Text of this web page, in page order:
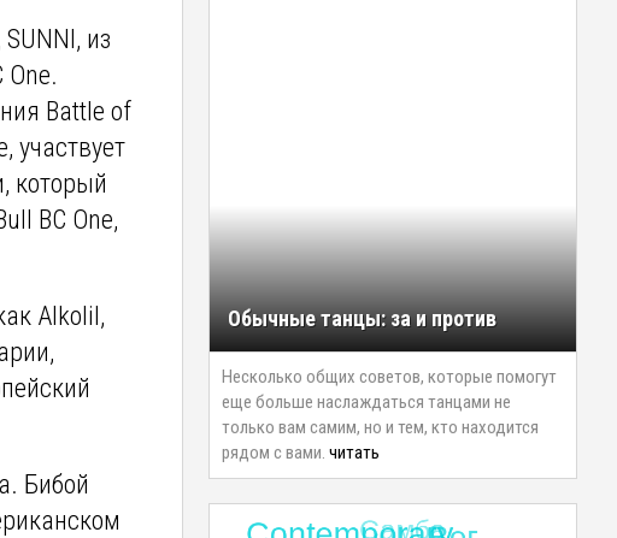
из
Battle of
участвует
который
BC One,
Alkolil,
Бибой
Обычные танцы: за и против
Несколько общих советов, которые помогут
еще больше наслаждаться танцами не
только вам самим, но и тем, кто находится
рядом с вами. читать